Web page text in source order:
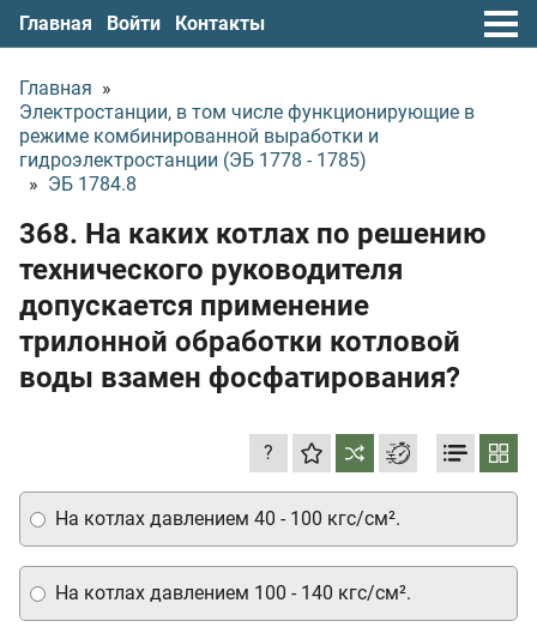
Главная Войти Контакты
Главная »
Электростанции, в том числе функционирующие в
режиме комбинированной выработки и
гидроэлектростанции (ЭБ 1778 - 1785)
» ЭБ 1784.8
368. На каких котлах по решению
технического руководителя
допускается применение
трилонной обработки котловой
воды взамен фосфатирования?
?
На котлах давлением 40 - 100 кгс/см².
На котлах давлением 100 - 140 кгс/см².